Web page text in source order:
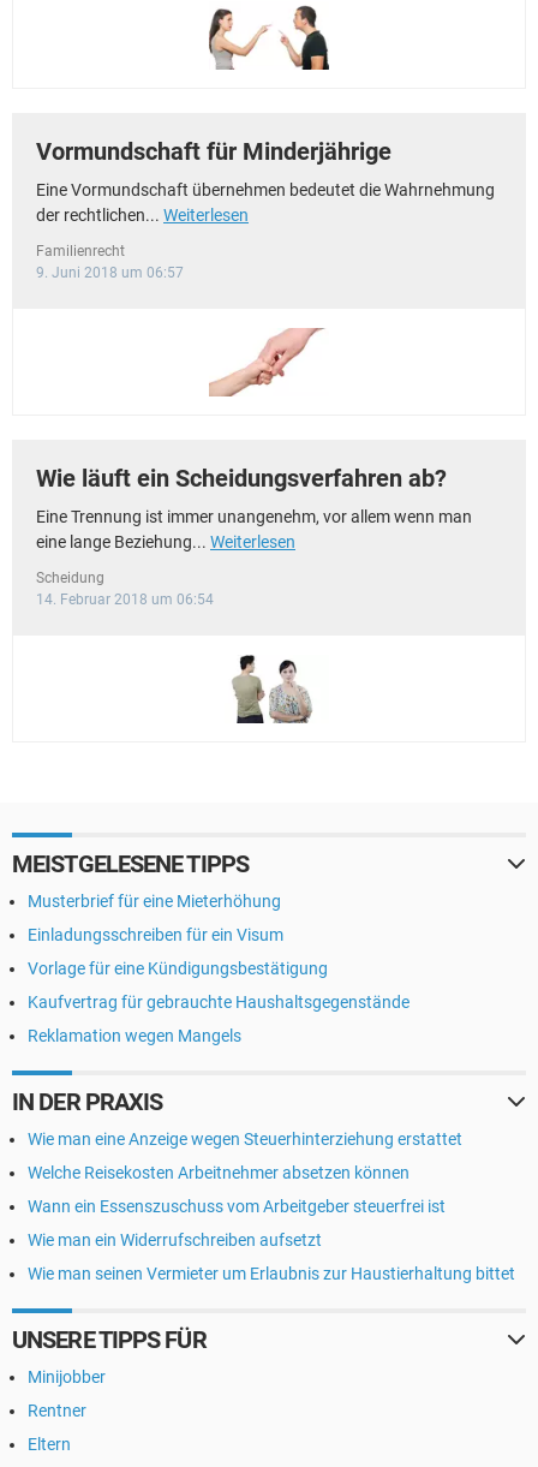
Vormundschaft für Minderjährige
Eine Vormundschaft übernehmen bedeutet die Wahrnehmung
der rechtlichen... Weiterlesen
Familienrecht
9. Juni 2018 um 06:57
Wie läuft ein Scheidungsverfahren ab?
Eine Trennung ist immer unangenehm, vor allem wenn man
eine lange Beziehung... Weiterlesen
Scheidung
14. Februar 2018 um 06:54
MEISTGELESENE TIPPS
Musterbrief für eine Mieterhöhung
Einladungsschreiben für ein Visum
Vorlage für eine Kündigungsbestätigung
Kaufvertrag für gebrauchte Haushaltsgegenstände
Reklamation wegen Mangels
IN DER PRAXIS
Wie man eine Anzeige wegen Steuerhinterziehung erstattet
Welche Reisekosten Arbeitnehmer absetzen können
Wann ein Essenszuschuss vom Arbeitgeber steuerfrei ist
Wie man ein Widerrufschreiben aufsetzt
Wie man seinen Vermieter um Erlaubnis zur Haustierhaltung bittet
UNSERE TIPPS FÜR
Minijobber
Rentner
Eltern